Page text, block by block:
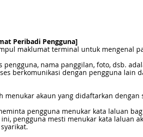
Peribadi Pengguna]
maklumat terminal untuk mengenal
pengguna, nama panggilan, foto, dsb.
berkomunikasi dengan pengguna
menukar akaun yang didaftarkan
pengguna menukar kata laluan
ini, pengguna mesti menukar kata laluan